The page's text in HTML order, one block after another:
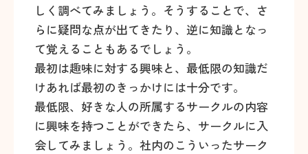
しく調べてみましょう。そうすることで、さ
らに疑問な点が出てきたり、逆に知識となっ
て覚えることもあるでしょう。
最初は趣味に対する興味と、最低限の知識だ
けあれば最初のきっかけには十分です。
最低限、好きな人の所属するサークルの内容
に興味を持つことができたら、サークルに入
会してみましょう。社内のこういったサーク